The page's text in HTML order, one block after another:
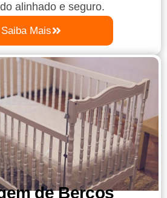
alinhado e seguro.
Saiba Mais
de Berços